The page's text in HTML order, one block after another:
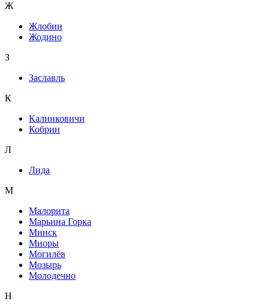
Ж
Жлобин
Жодино
З
Заславль
К
Калинковичи
Кобрин
Л
Лида
М
Малорита
Марьина Горка
Минск
Миоры
Могилёв
Мозырь
Молодечно
Н